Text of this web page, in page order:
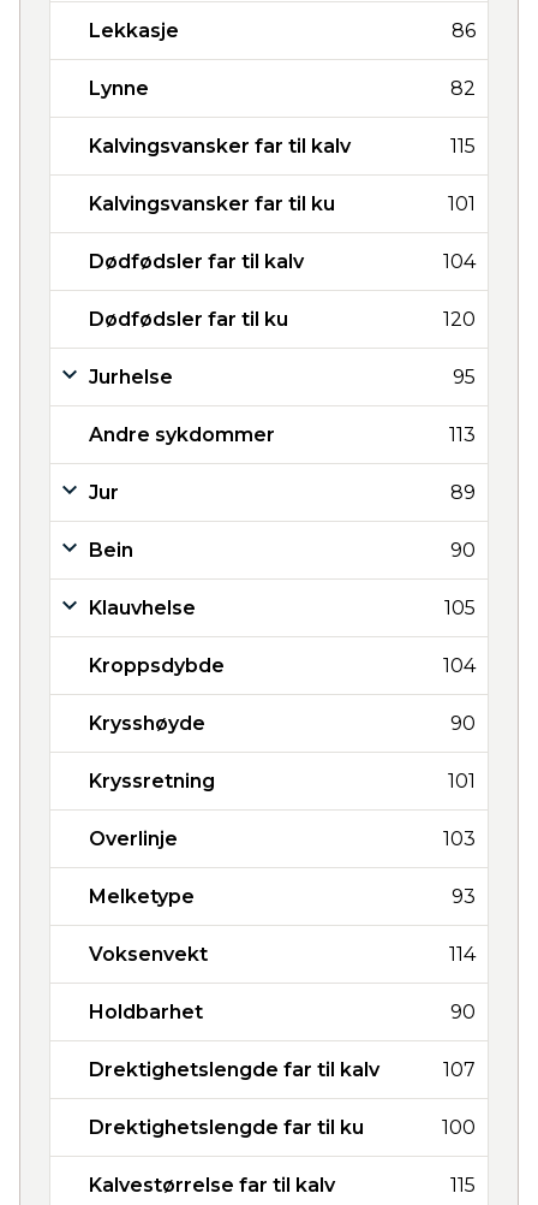
Lekkasje 86
Lynne 82
Kalvingsvansker far til kalv 115
Kalvingsvansker far til ku 101
Dødfødsler far til kalv 104
Dødfødsler far til ku 120
Jurhelse 95
Andre sykdommer 113
Jur 89
Bein 90
Klauvhelse 105
Kroppsdybde 104
Krysshøyde 90
Kryssretning 101
Overlinje 103
Melketype 93
Voksenvekt 114
Holdbarhet 90
Drektighetslengde far til kalv 107
Drektighetslengde far til ku 100
Kalvestørrelse far til kalv 115